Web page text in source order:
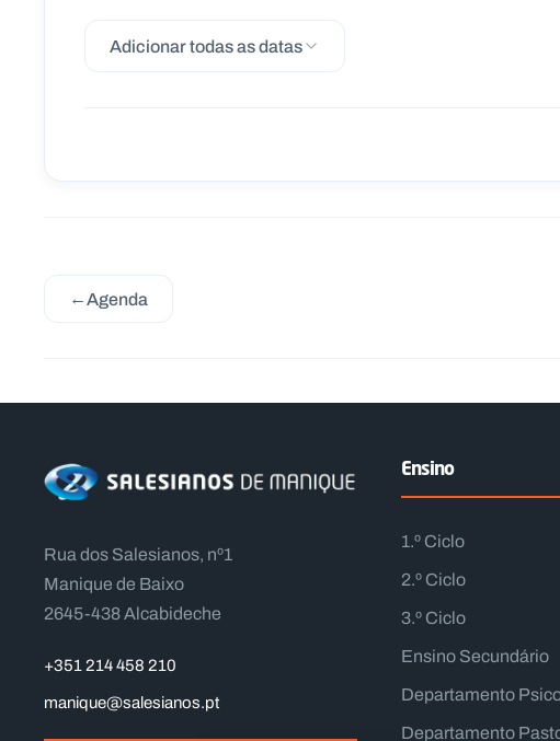
Adicionar todas as datas
←Agenda
Rua dos Salesianos, nº1
Manique de Baixo
2645-438 Alcabideche
+351 214 458 210
manique@salesianos.pt
Ensino
1.º Ciclo
2.º Ciclo
3.º Ciclo
Ensino Secundário
Departamento
Departamento